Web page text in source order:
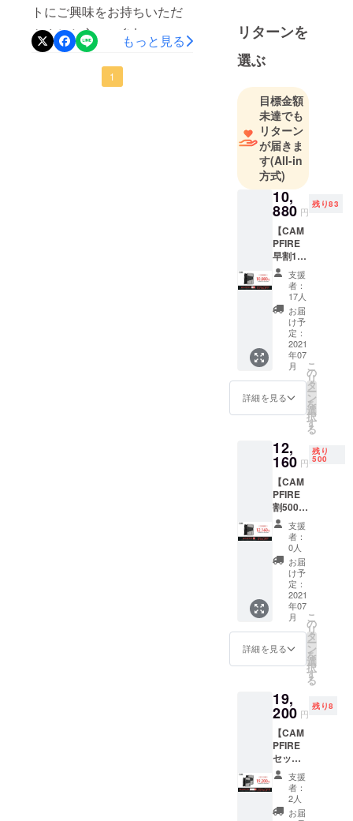
トにご興味をお持ちいただ
きました方、ご参加、ご支
援いただきました方に深く
お礼申し上げます。皆様の
もっと見る
1
ます。
この度様々
な挑戦を行
わせていた
だくにあた
り皆様のご
助力を賜り
たく存じま
す。
今までな
かった新し
い製品やよ
り良い製品
を低価格で
提供できる
ようつとめ
てまいりま
すので宜し
くお願い申
し上げま
す。
リターンを
選ぶ
目標金額
未達でも
リターン
が届きま
す(All-in
方式)
10,
880 円
残り83
【CAM
PFIRE
早割100
個限定
15%OF
F】 定
価
¥12,800
円→
¥10,880
円にて
お届け
致しま
す。 ※
若干個
体差あ
イズ、
容量は
使用状
況によ
り変わ
りま
す。 ※
送料無
料（国
内の
み）
支援
者：
17人
お届
け予
定：
2021
年07
月
詳細を見る
こ
の
リ
タ
ー
ン
を
選
択
す
る
12,
160 円
残り
500
【CAM
PFIRE
割500個
限定
5%OFF
】 定価
¥12,800
円→
¥12,160
円にて
お届け
致しま
す。 ※
若干個
体差あ
り、サ
容量は
使用状
況によ
り変わ
りま
す。 ※
送料無
料（国
内の
み）
支援
者：
0人
お届
け予
定：
2021
年07
月
詳細を見る
こ
の
リ
タ
ー
ン
を
選
択
す
る
19,
200 円
残り8
【CAM
PFIRE
セット
割
25%OF
F】 定
価
支援
者：
2人
お届